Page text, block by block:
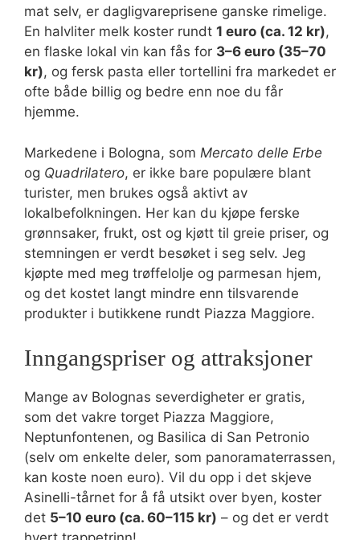
mat selv, er dagligvareprisene ganske rimelige.
En halvliter melk koster rundt 1 euro (ca. 12 kr),
en flaske lokal vin kan fås for 3–6 euro (35–70
kr), og fersk pasta eller tortellini fra markedet er
ofte både billig og bedre enn noe du får
hjemme.
Markedene i Bologna, som Mercato delle Erbe
og Quadrilatero, er ikke bare populære blant
turister, men brukes også aktivt av
lokalbefolkningen. Her kan du kjøpe ferske
grønnsaker, frukt, ost og kjøtt til greie priser, og
stemningen er verdt besøket i seg selv. Jeg
kjøpte med meg trøffelolje og parmesan hjem,
og det kostet langt mindre enn tilsvarende
produkter i butikkene rundt Piazza Maggiore.
Inngangspriser og attraksjoner
Mange av Bolognas severdigheter er gratis,
som det vakre torget Piazza Maggiore,
Neptunfontenen, og Basilica di San Petronio
(selv om enkelte deler, som panoramaterrassen,
kan koste noen euro). Vil du opp i det skjeve
Asinelli-tårnet for å få utsikt over byen, koster
det 5–10 euro (ca. 60–115 kr) – og det er verdt